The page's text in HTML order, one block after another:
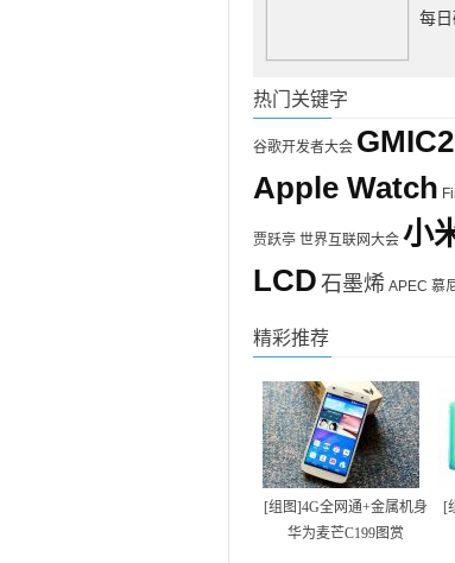
每
热门关键字
谷歌开发者大会
Apple Watch
贾跃亭 世界互联网大会 小
LCD 石墨烯 APEC 慕
精彩推荐
[组图]4G全网通+金属机身
华为麦芒C199图赏
[